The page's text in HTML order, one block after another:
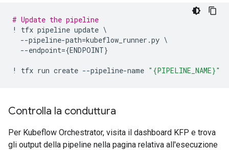
# Update the pipeline
!
tfx pipeline update \
--pipeline-path=kubeflow_runner .py \
--endpoint={ENDPOINT}
! tfx run create --pipeline-name " {PIPELINE_NAME}"
Controlla la conduttura
Per Kubeflow Orchestrator, visita il dashboard KFP e trova
gli output della pipeline nella pagina relativa all'esecuzione